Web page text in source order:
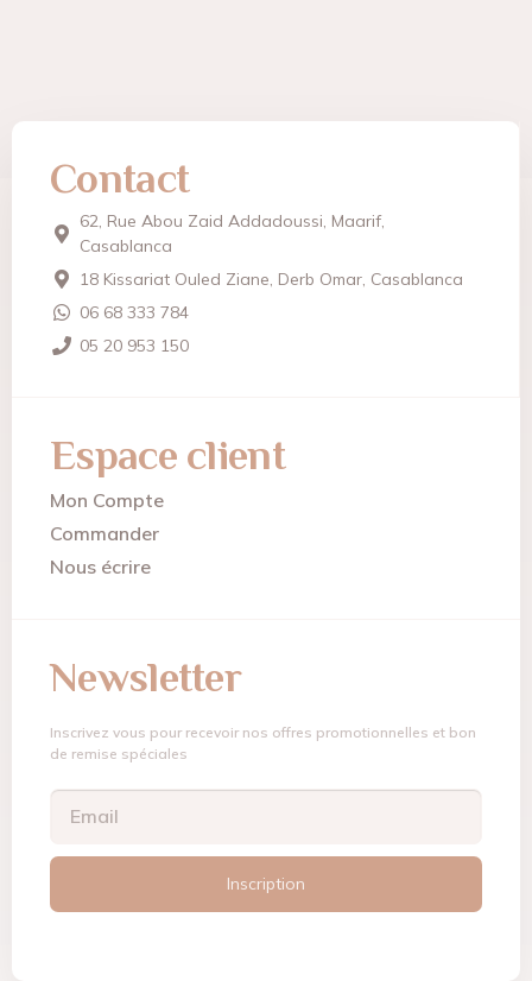
Contact
62, Rue Abou Zaid Addadoussi, Maarif,
Casablanca
18 Kissariat Ouled Ziane, Derb Omar, Casablanca
06 68 333 784
05 20 953 150
Espace client
Mon Compte
Commander
Nous écrire
Newsletter
Inscrivez vous pour recevoir nos offres promotionnelles et bon
de remise spéciales
Inscription